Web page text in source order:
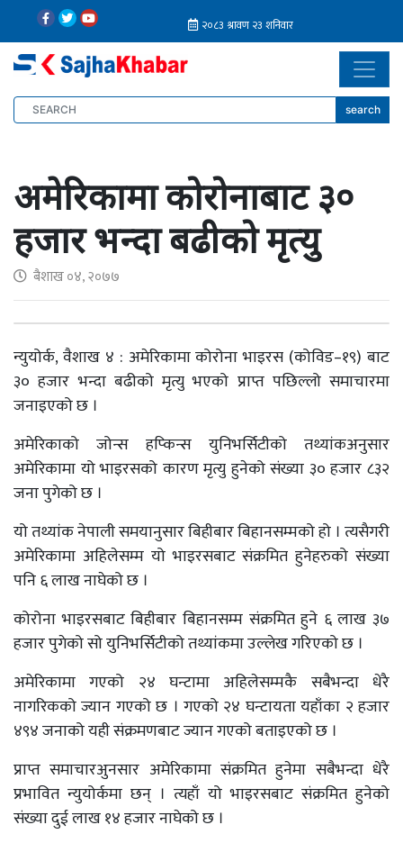
search
अमेरिकामा कोरोनाबाट ३०
हजार भन्दा बढीको मृत्यु
बैशाख ०४, २०७७
न्युयोर्क, वैशाख ४ : अमेरिकामा कोरोना भाइरस (कोविड–१९) बाट
३० हजार भन्दा बढीको मृत्यु भएको प्राप्त पछिल्लो समाचारमा
जनाइएको छ ।
अमेरिकाको जोन्स हप्किन्स युनिभर्सिटीको तथ्यांकअनुसार
अमेरिकामा यो भाइरसको कारण मृत्यु हुनेको संख्या ३० हजार ८३२
जना पुगेको छ ।
यो तथ्यांक नेपाली समयानुसार बिहीबार बिहानसम्मको हो । त्यसैगरी
अमेरिकामा अहिलेसम्म यो भाइरसबाट संक्रमित हुनेहरुको संख्या
पनि ६ लाख नाघेको छ ।
कोरोना भाइरसबाट बिहीबार बिहानसम्म संक्रमित हुने ६ लाख ३७
हजार पुगेको सो युनिभर्सिटीको तथ्यांकमा उल्लेख गरिएको छ ।
अमेरिकामा गएको २४ घन्टामा अहिलेसम्मकै सबैभन्दा धेरै
नागरिकको ज्यान गएको छ । गएको २४ घन्टायता यहाँका २ हजार
४९४ जनाको यही संक्रमणबाट ज्यान गएको बताइएको छ ।
प्राप्त समाचारअुनसार अमेरिकामा संक्रमित हुनेमा सबैभन्दा धेरै
प्रभावित न्युयोर्कमा छन् । त्यहाँ यो भाइरसबाट संक्रमित हुनेको
संख्या दुई लाख १४ हजार नाघेको छ ।